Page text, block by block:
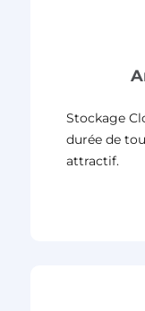
Stockage
durée de
attractif.